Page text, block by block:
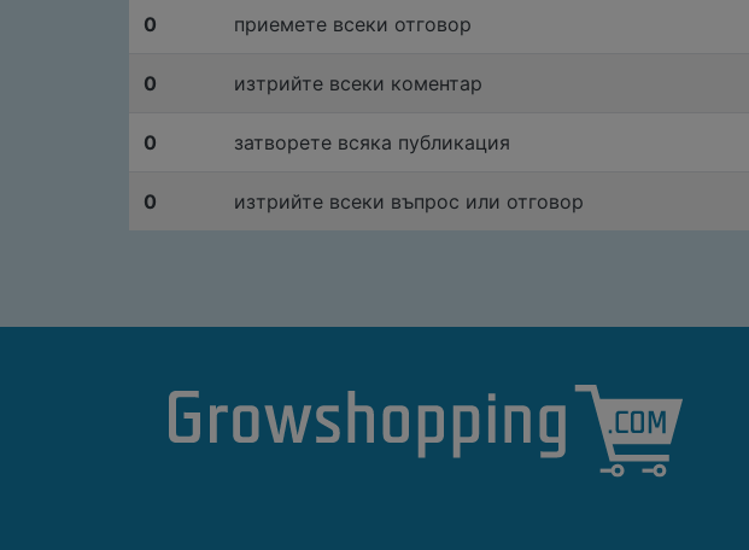
0 приемете всеки отговор
0 изтрийте всеки коментар
0 затворете всяка публикация
0 изтрийте всеки въпрос или отговор